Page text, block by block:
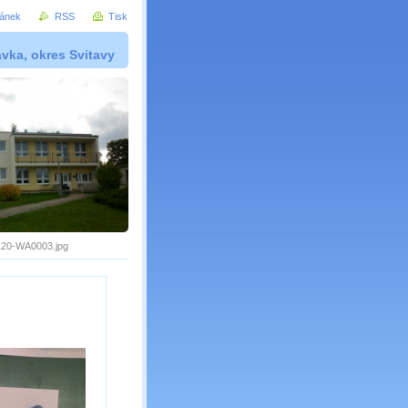
okres Svitavy
WA0003.jpg
RSS Tisk